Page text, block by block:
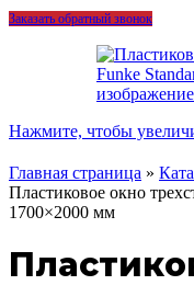
Заказать обратный звонок
Нажмите, чтобы
Главная страница »
Пластиковое окно
1700×2000 мм